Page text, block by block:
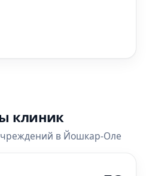
клиник
в Йошкар-Оле